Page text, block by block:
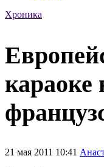
Хроника
караоке
21 мая 2011 10:41